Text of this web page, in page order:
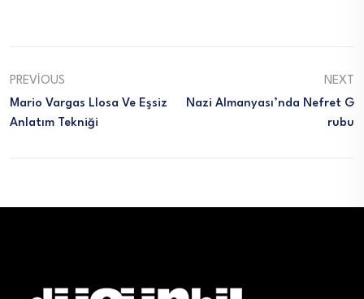
PREVIOUS
Mario Vargas Llosa Ve Eşsiz
Anlatım Tekniği
NEXT
Nazi Almanyası’nda Nefret G
Rubu